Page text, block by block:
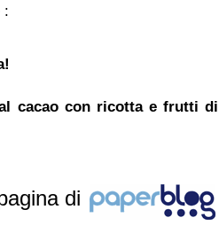
:
cacao con ricotta e frutti di
di